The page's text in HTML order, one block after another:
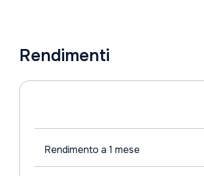
Rendimenti
Rendimento a 1 mese